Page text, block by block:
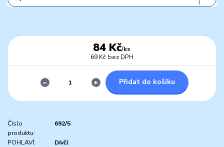
84 Kč/ks
69 Kč bez DPH
Přidat do košíku
Číslo
produktu:
692/5
POHLAVÍ:
Dívčí